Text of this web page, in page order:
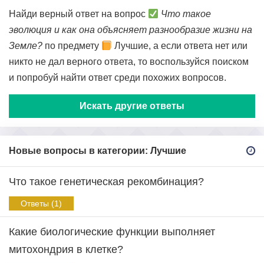
Найди верный ответ на вопрос
Что такое
эволюция и как она объясняет разнообразие жизни на
Земле? по предмету
Лучшие, а если ответа нет или
никто не дал верного ответа, то воспользуйся поиском
и попробуй найти ответ среди похожих вопросов.
Искать другие ответы
Новые вопросы в категории: Лучшие
Что такое генетическая рекомбинация?
Ответы (1)
Какие биологические функции выполняет
митохондрия в клетке?